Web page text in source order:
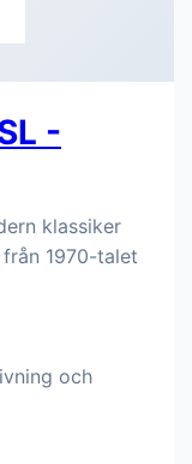
-
klassiker
1970-talet
och